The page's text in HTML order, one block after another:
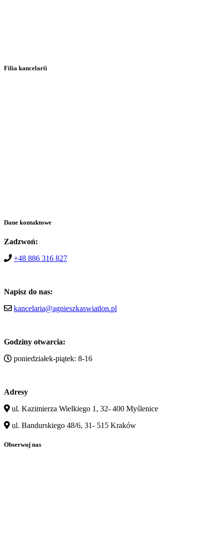
Filia kancelarii
Dane kontaktowe
Zadzwoń:
+48 886 316 827
Napisz do nas:
kancelaria@agnieszkaswiatlon.pl
Godziny otwarcia:
poniedziałek-piątek: 8-16
Adresy
ul. Kazimierza Wielkiego 1, 32- 400 Myślenice
ul. Bandurskiego 48/6, 31- 515 Kraków
Obserwuj nas